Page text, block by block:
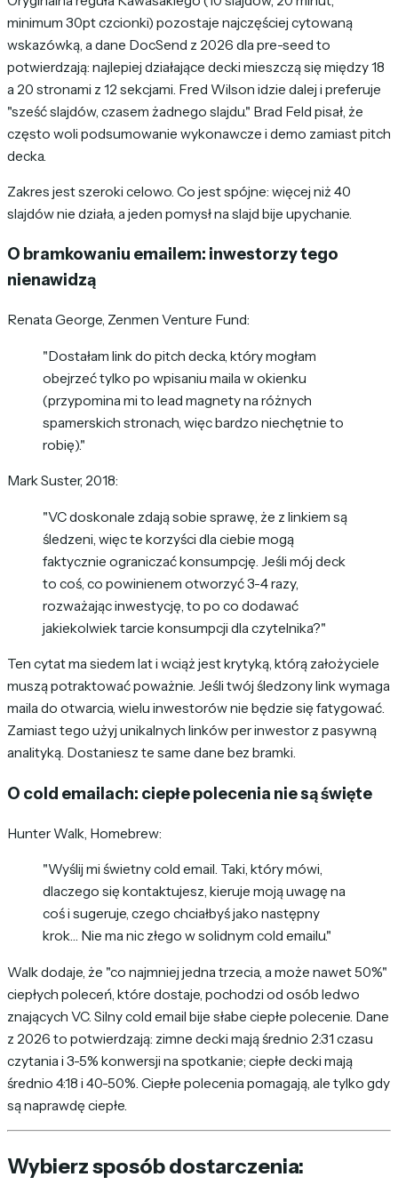
minimum 30pt czcionki) pozostaje najczęściej cytowaną
wskazówką, a dane DocSend z 2026 dla pre-seed to
potwierdzają: najlepiej działające decki mieszczą się między 18
a 20 stronami z 12 sekcjami. Fred Wilson idzie dalej i preferuje
"sześć slajdów, czasem żadnego slajdu." Brad Feld pisał, że
często woli podsumowanie wykonawcze i demo zamiast pitch
decka.
Zakres jest szeroki celowo. Co jest spójne: więcej niż 40
slajdów nie działa, a jeden pomysł na slajd bije upychanie.
O bramkowaniu emailem: inwestorzy tego
nienawidzą
Renata George, Zenmen Venture Fund:
"Dostałam link do pitch decka, który mogłam
obejrzeć tylko po wpisaniu maila w okienku
(przypomina mi to lead magnety na różnych
spamerskich stronach, więc bardzo niechętnie to
robię)."
Mark Suster, 2018:
"VC doskonale zdają sobie sprawę, że z linkiem są
śledzeni, więc te korzyści dla ciebie mogą
faktycznie ograniczać konsumpcję. Jeśli mój deck
to coś, co powinienem otworzyć 3-4 razy,
rozważając inwestycję, to po co dodawać
jakiekolwiek tarcie konsumpcji dla czytelnika?"
Ten cytat ma siedem lat i wciąż jest krytyką, którą założyciele
muszą potraktować poważnie. Jeśli twój śledzony link wymaga
maila do otwarcia, wielu inwestorów nie będzie się fatygować.
Zamiast tego użyj unikalnych linków per inwestor z pasywną
analityką. Dostaniesz te same dane bez bramki.
O cold emailach: ciepłe polecenia nie są święte
Hunter Walk, Homebrew:
"Wyślij mi świetny cold email. Taki, który mówi,
dlaczego się kontaktujesz, kieruje moją uwagę na
coś i sugeruje, czego chciałbyś jako następny
krok… Nie ma nic złego w solidnym cold emailu."
Walk dodaje, że "co najmniej jedna trzecia, a może nawet 50%"
ciepłych poleceń, które dostaje, pochodzi od osób ledwo
znających VC. Silny cold email bije słabe ciepłe polecenie. Dane
z 2026 to potwierdzają: zimne decki mają średnio 2:31 czasu
czytania i 3-5% konwersji na spotkanie; ciepłe decki mają
średnio 4:18 i 40-50%. Ciepłe polecenia pomagają, ale tylko gdy
są naprawdę ciepłe.
Wybierz sposób dostarczenia: